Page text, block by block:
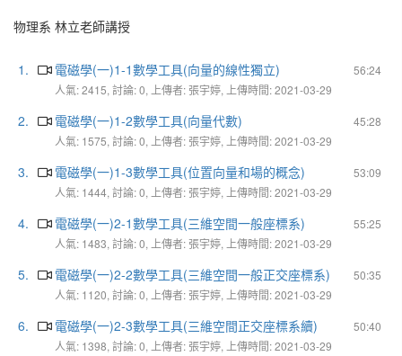
物理系 林立老師講授
1. 56:24
電磁學(一)1-1數學工具(向量的線性獨立)
人氣: 2415, 討論: 0, 上傳者: 張宇婷, 上傳時間: 2021-03-29
2. 45:28
電磁學(一)1-2數學工具(向量代數)
人氣: 1575, 討論: 0, 上傳者: 張宇婷, 上傳時間: 2021-03-29
3. 53:09
電磁學(一)1-3數學工具(位置向量和場的概念)
人氣: 1444, 討論: 0, 上傳者: 張宇婷, 上傳時間: 2021-03-29
4. 55:25
電磁學(一)2-1數學工具(三維空間一般座標系)
人氣: 1483, 討論: 0, 上傳者: 張宇婷, 上傳時間: 2021-03-29
5. 50:35
電磁學(一)2-2數學工具(三維空間一般正交座標系)
人氣: 1120, 討論: 0, 上傳者: 張宇婷, 上傳時間: 2021-03-29
6. 50:40
電磁學(一)2-3數學工具(三維空間正交座標系續)
人氣: 1398, 討論: 0, 上傳者: 張宇婷, 上傳時間: 2021-03-29